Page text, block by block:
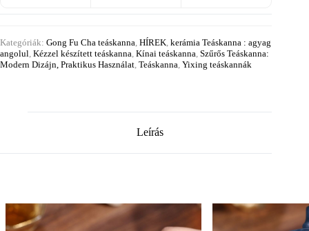
Kategóriák: Gong Fu Cha teáskanna HÍREK kerámia Teáskanna : agyag
angolul Kézzel készített teáskanna Kínai teáskanna Szűrős Teáskanna:
Modern Dizájn, Praktikus Használat Teáskanna Yixing teáskannák
Leírás